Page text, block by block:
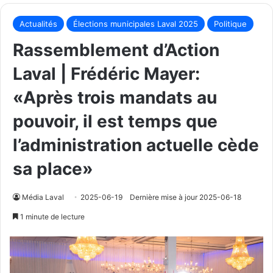
Actualités Élections municipales Laval 2025 Politique
Rassemblement d’Action
Laval | Frédéric Mayer:
«Après trois mandats au
pouvoir, il est temps que
l’administration actuelle cède
sa place»
Média Laval 2025-06-19 Dernière mise à jour 2025-06-18
1 minute de lecture